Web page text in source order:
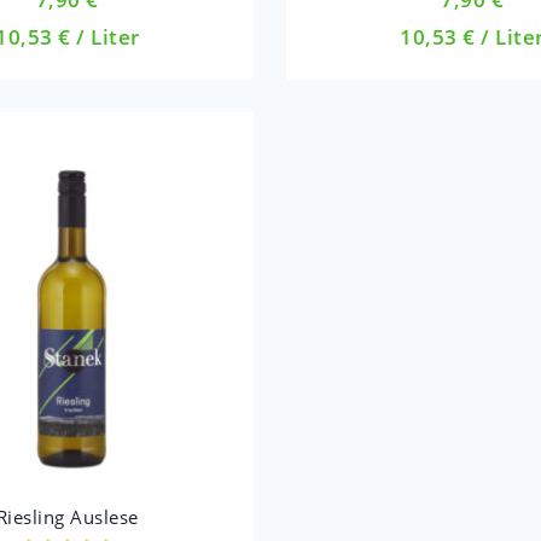
of
5
€ / Liter
of
5
10,53€ /
Auslese